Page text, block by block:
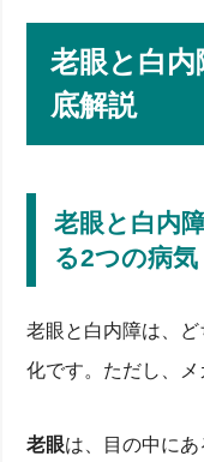
老眼と白
底解説
老眼と白内
る2つの病気
老眼と白内障は、ど
化です。ただし、メ
老眼は、目の中に